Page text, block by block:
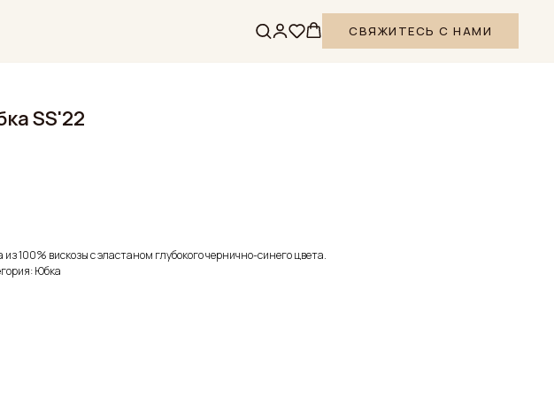
СВЯЖИТЕСЬ С НАМИ
SS'22
из 100% вискозы с эластаном глубокого чернично-синего цвета.
Юбка